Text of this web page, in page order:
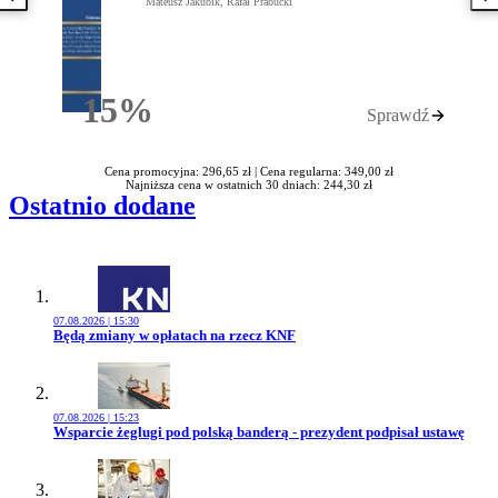
15%Rabatu Sprawdź
Cena promocyjna: 296,65 zł | Cena regularna: 349,00 zł
Najniższa cena w ostatnich 30 dniach: 244,30 zł
Ostatnio dodane
07.08.2026 | 15:30
Przejdź do artykułu:
Będą zmiany w opłatach na rzecz KNF
07.08.2026 | 15:23
Przejdź do artykułu:
Wsparcie żeglugi pod polską banderą - prezydent podpisał ustawę